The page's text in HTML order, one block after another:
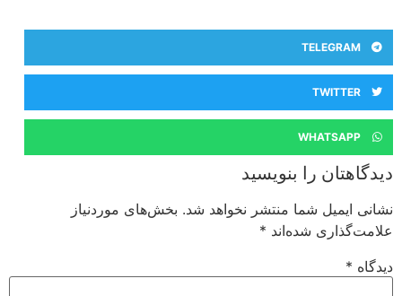
TELEGRAM
TWITTER
WHATSAPP
دیدگاهتان را بنویسید
نشانی ایمیل شما منتشر نخواهد شد. بخش‌های موردنیاز
علامت‌گذاری شده‌اند*
دیدگاه*